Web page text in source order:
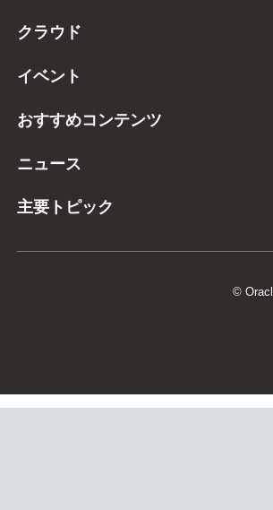
クラウド
イベント
おすすめコンテンツ
ニュース
主要トピック
©